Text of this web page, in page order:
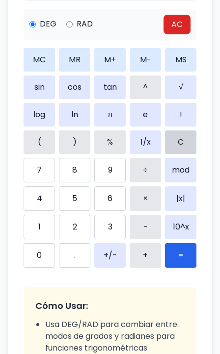
DEG RAD AC
MC MR M+ M- MS
sin cos tan ^ √
log ln π e !
( ) % 1/x C
7 8 9 ÷ mod
4 5 6 × |x|
1 2 3 - 10^x
0 . +/- + =
Cómo Usar:
Usa DEG/RAD para cambiar entre
modos de grados y radianes para
funciones trigonométricas